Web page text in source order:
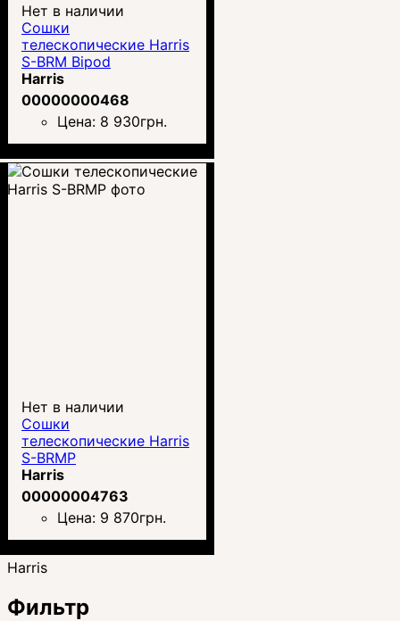
Нет в наличии
Сошки
телескопические Harris
S-BRM Bipod
Harris
00000000468
Цена: 8 930грн.
Нет в наличии
Сошки
телескопические Harris
S-BRMP
Harris
00000004763
Цена: 9 870грн.
Harris
Фильтр